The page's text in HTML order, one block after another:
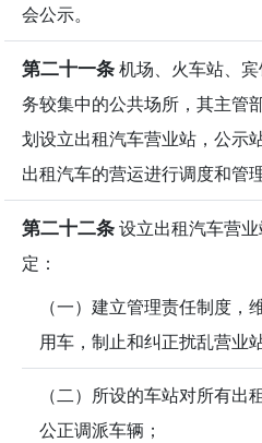
会公示。
第二十一条机场、火车站、
务较集中的公共场所，其主管
划设立出租汽车营业站，公示
出租汽车的营运进行调度和管理
第二十二条设立出租汽车营
定：
（一）建立管理责任制度，
用车，制止和纠正扰乱营业
（二）所设的车站对所有出
公正调派车辆；